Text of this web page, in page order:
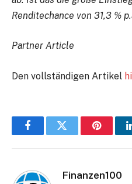
Renditechance von 31,3 %
Partner Article
Den vollständigen Artikel
FacebookTwitter Pinterest
Finanzen100